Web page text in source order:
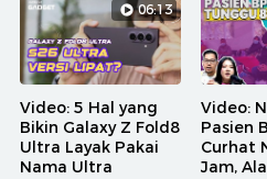
06:13
Video: 5 Hal yang
Bikin Galaxy Z Fold8
Ultra Layak Pakai
Nama Ultra
Video:
Pasien
Curhat
Jam,